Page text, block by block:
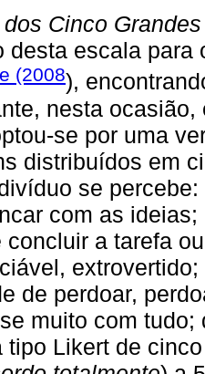
Cinco
desta escala
(2008),
nesta
se por uma
distribuídos em
se
com as
concluir a tarefa
de perdoar,
muito com
tipo Likert de